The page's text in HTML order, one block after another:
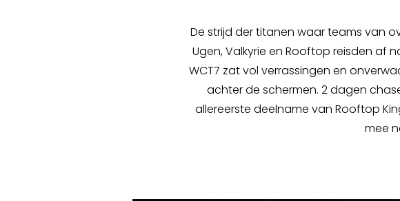
De strijd der titanen waar teams van
Ugen, Valkyrie en Rooftop reisden af
WCT7 zat vol verrassingen en
achter de schermen. 2 dagen
allereerste deelname van Rooftop
mee